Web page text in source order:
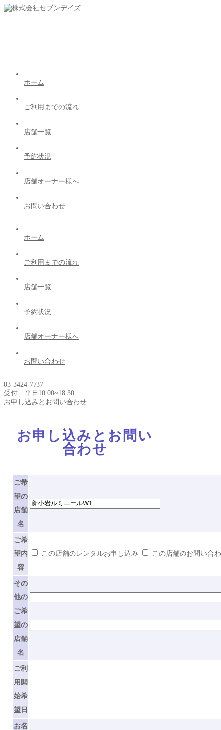
ホーム
ご利用までの流れ
店舗一覧
予約状況
店舗オーナー様へ
お問い合わせ
ホーム
ご利用までの流れ
店舗一覧
予約状況
店舗オーナー様へ
お問い合わせ
03-3424-7737
受付 平日10:00~18:30
お申し込みとお問い合わせ
お申し込みとお問い
合わせ
ご希
望の
店舗
名
ご希
望内
容
この店舗のレンタルお申し込み この店舗のお問い合
その
他の
ご希
望の
店舗
名
ご利
用開
始希
望日
お名